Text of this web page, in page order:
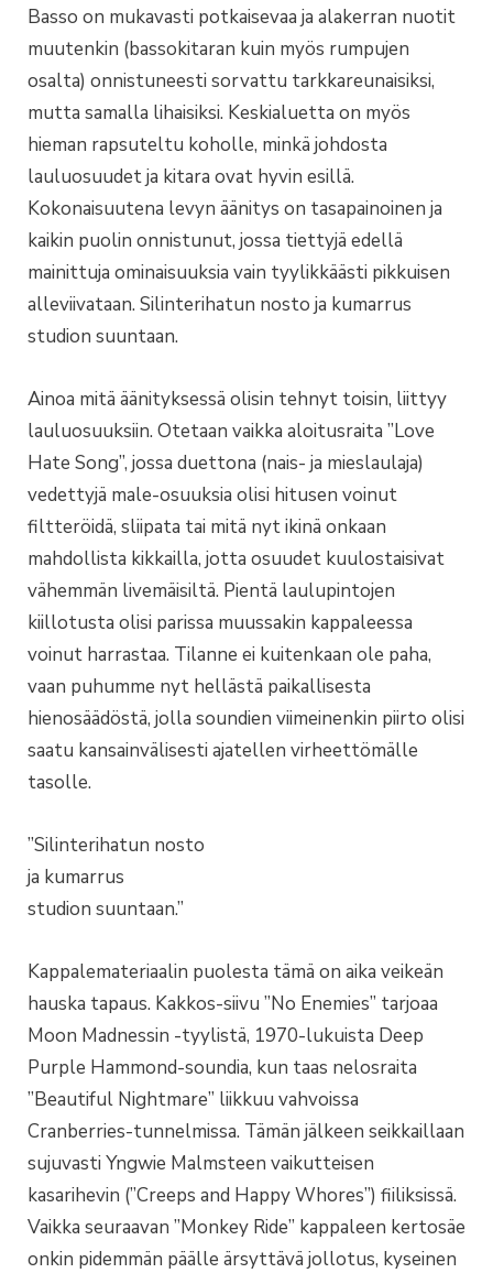
Basso on mukavasti potkaisevaa ja alakerran nuotit
muutenkin (bassokitaran kuin myös rumpujen
osalta) onnistuneesti sorvattu tarkkareunaisiksi,
mutta samalla lihaisiksi. Keskialuetta on myös
hieman rapsuteltu koholle, minkä johdosta
lauluosuudet ja kitara ovat hyvin esillä.
Kokonaisuutena levyn äänitys on tasapainoinen ja
kaikin puolin onnistunut, jossa tiettyjä edellä
mainittuja ominaisuuksia vain tyylikkäästi pikkuisen
alleviivataan. Silinterihatun nosto ja kumarrus
studion suuntaan.
Ainoa mitä äänityksessä olisin tehnyt toisin, liittyy
lauluosuuksiin. Otetaan vaikka aloitusraita ”Love
Hate Song”, jossa duettona (nais- ja mieslaulaja)
vedettyjä male-osuuksia olisi hitusen voinut
filtteröidä, sliipata tai mitä nyt ikinä onkaan
mahdollista kikkailla, jotta osuudet kuulostaisivat
vähemmän livemäisiltä. Pientä laulupintojen
kiillotusta olisi parissa muussakin kappaleessa
voinut harrastaa. Tilanne ei kuitenkaan ole paha,
vaan puhumme nyt hellästä paikallisesta
hienosäädöstä, jolla soundien viimeinenkin piirto olisi
saatu kansainvälisesti ajatellen virheettömälle
tasolle.
”Silinterihatun nosto
ja kumarrus
studion suuntaan.”
Kappalemateriaalin puolesta tämä on aika veikeän
hauska tapaus. Kakkos-siivu ”No Enemies” tarjoaa
Moon Madnessin -tyylistä, 1970-lukuista Deep
Purple Hammond-soundia, kun taas nelosraita
”Beautiful Nightmare” liikkuu vahvoissa
Cranberries-tunnelmissa. Tämän jälkeen seikkaillaan
sujuvasti Yngwie Malmsteen vaikutteisen
kasarihevin (”Creeps and Happy Whores”) fiiliksissä.
Vaikka seuraavan ”Monkey Ride” kappaleen kertosäe
onkin pidemmän päälle ärsyttävä jollotus, kyseinen